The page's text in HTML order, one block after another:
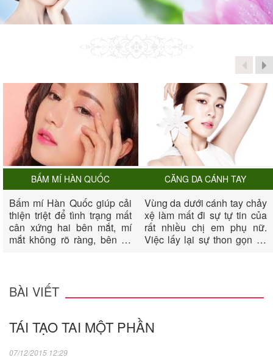
BẤM MÍ HÀN QUỐC
Bấm mí Hàn Quốc giúp cải
thiện triệt để tình trạng mất
cân xứng hai bên mắt, mí
mắt không rõ ràng, bên có
rũ và tươi trẻ.
CĂNG DA CÁNH TAY
Vùng da dưới cánh tay chảy
xệ làm mất đi sự tự tin của
rất nhiều chị em phụ nữ.
Việc lấy lại sự thon gọn và
thành công, thì biện pháp
bạn xua đi mặc cảm của
mình về cánh tay.
BÀI VIẾT
TÁI TẠO TAI MỘT PHẦN
07/12/2015 12:29